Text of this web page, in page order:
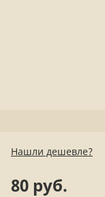
Нашли дешевле?
80 руб.